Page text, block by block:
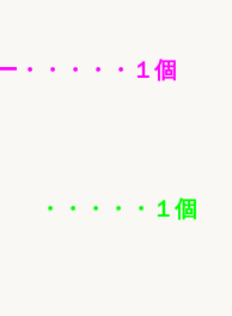
ー・・・・・１個
・・・・・１